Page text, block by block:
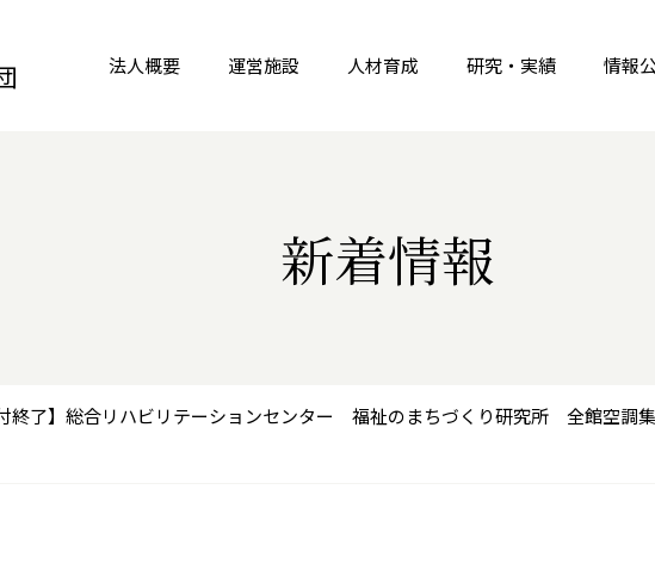
法人概要 運営施設 人材育成 研究・実績 情報
新着情報
終了】総合リハビリテーションセンター 福祉のまちづくり研究所 全館空調